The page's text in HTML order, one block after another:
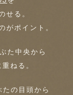
せる。
がポイント。
た中央から
ねる。
たの目頭から